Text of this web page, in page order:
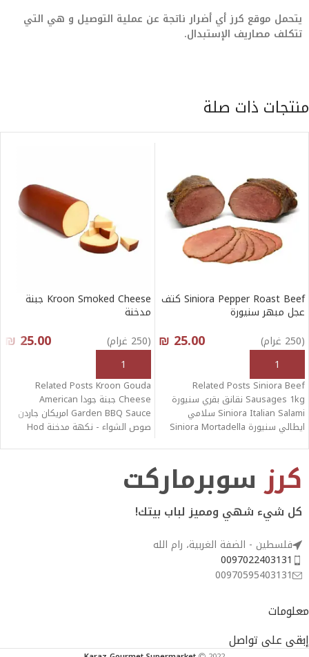
يتحمل موقع كرز أي أضرار ناتجة عن عملية التوصيل و هي التي
تتكلف مصاريف الإستبدال.
منتجات ذات صلة
Siniora Pepper Roast Beef كتف
عجل مبهر سنيورة
(250 غرام)
₪ 25.00
أنقر هنا لإختيار الكمية
Related Posts Siniora Beef
Sausages 1kg نقانق بقري سنيورة
Siniora Italian Salami سلامي
ايطالي سنيورة Siniora Mortadella
Kroon Smoked Cheese جبنة
مدخنة
(250 غرام)
₪ 25.00
أنقر هنا لإختيار الكمية
Related Posts Kroon Gouda
Cheese جبنة جودا American
Garden BBQ Sauce امريكان جاردن
صوص الشواء - نكهة مدخنة Hod
كرز سوبرماركت
كل شيء شهي ومميز لباب بيتك!
فلسطين - الضفة الغربية، رام الله
0097022403131
00970595403131
معلومات
إبقى على تواصل